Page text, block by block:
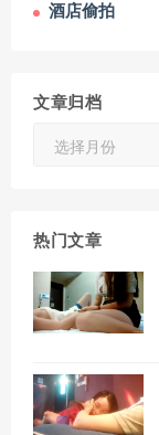
酒店偷拍
文章归档
热门文章